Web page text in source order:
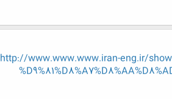
http://www.www.www.iran-eng.ir/